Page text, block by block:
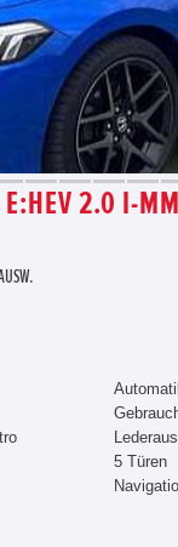
E:HEV 2.0 I-
5 Türen